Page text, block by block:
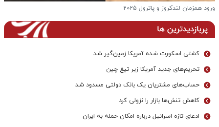
ورود همزمان لندکروز و پاترول ۲۰۲۵
پربازدیدترین ها
کشتی اسکورت شده آمریکا زمین‌گیر شد
تحریم‌های جدید آمریکا زیر تیغ چین
حساب‌های مشتریان یک بانک‌ دولتی مسدود شد
کاهش تنش‌ها بازار را نزولی کرد
ادعای تازه اسرائیل درباره امکان حمله به ایران